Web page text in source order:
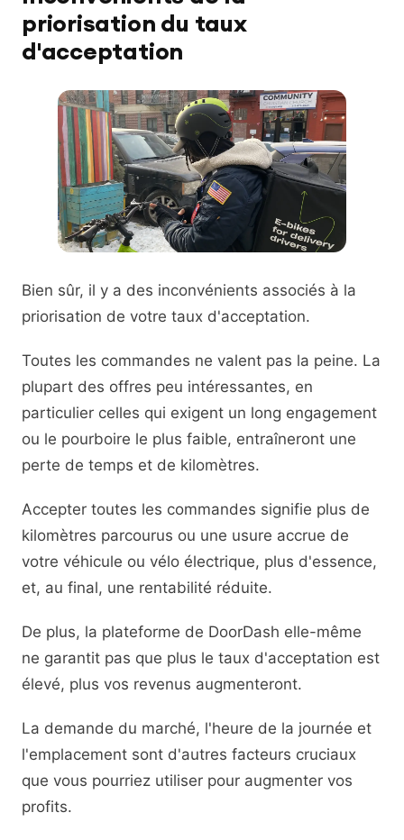
priorisation du taux
d'acceptation
Bien sûr, il y a des inconvénients associés à la
priorisation de votre taux d'acceptation.
Toutes les commandes ne valent pas la peine. La
plupart des offres peu intéressantes, en
particulier celles qui exigent un long engagement
ou le pourboire le plus faible, entraîneront une
perte de temps et de kilomètres.
Accepter toutes les commandes signifie plus de
kilomètres parcourus ou une usure accrue de
votre véhicule ou vélo électrique, plus d'essence,
et, au final, une rentabilité réduite.
De plus, la plateforme de DoorDash elle-même
ne garantit pas que plus le taux d'acceptation est
élevé, plus vos revenus augmenteront.
La demande du marché, l'heure de la journée et
l'emplacement sont d'autres facteurs cruciaux
que vous pourriez utiliser pour augmenter vos
profits.